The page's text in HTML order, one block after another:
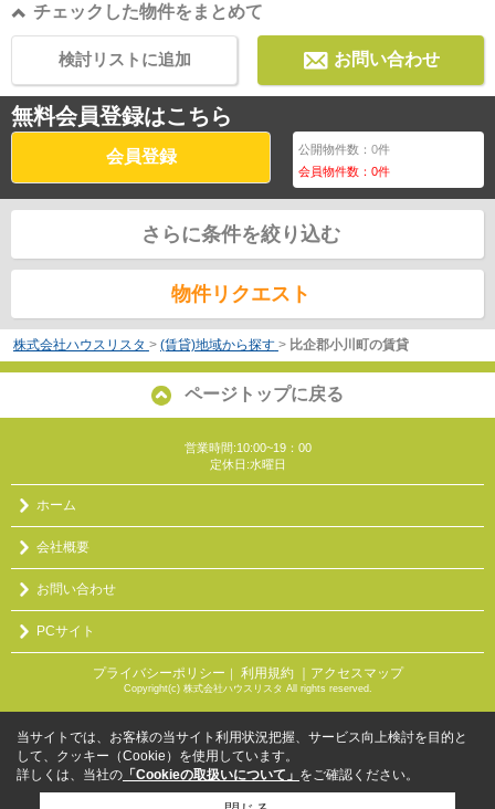
チェックした物件をまとめて
お問い合わせ
検討リストに追加
無料会員登録はこちら
会員登録 公開物件数：0件
会員物件数：0件
さらに条件を絞り込む
物件リクエスト
株式会社ハウスリスタ > (賃貸)地域から探す > 比企郡小川町の賃貸
ページトップに戻る
営業時間:10:00~19：00
定休日:水曜日
ホーム
会社概要
お問い合わせ
PCサイト
プライバシーポリシー ｜ 利用規約 ｜アクセスマップ
Copyright(c) 株式会社ハウスリスタ All rights reserved.
当サイトでは、お客様の当サイト利用状況把握、サービス向上検討を目的と
して、クッキー（Cookie）を使用しています。
詳しくは、当社の 「Cookieの取扱いについて」 をご確認ください。